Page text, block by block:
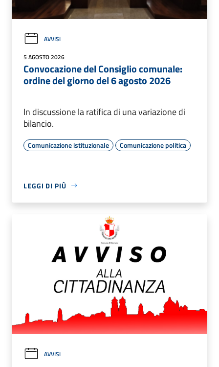
AVVISI
5 AGOSTO 2026
Convocazione del Consiglio comunale:
ordine del giorno del 6 agosto 2026
In discussione la ratifica di una variazione di
bilancio.
Comunicazione istituzionale Comunicazione politica
LEGGI DI PIÙ
AVVISI